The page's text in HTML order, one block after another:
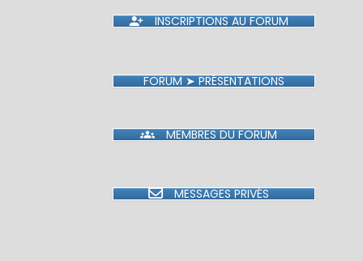
INSCRIPTIONS AU FORUM
FORUM ➤ PRÉSENTATIONS
MEMBRES DU FORUM
MESSAGES PRIVÉS